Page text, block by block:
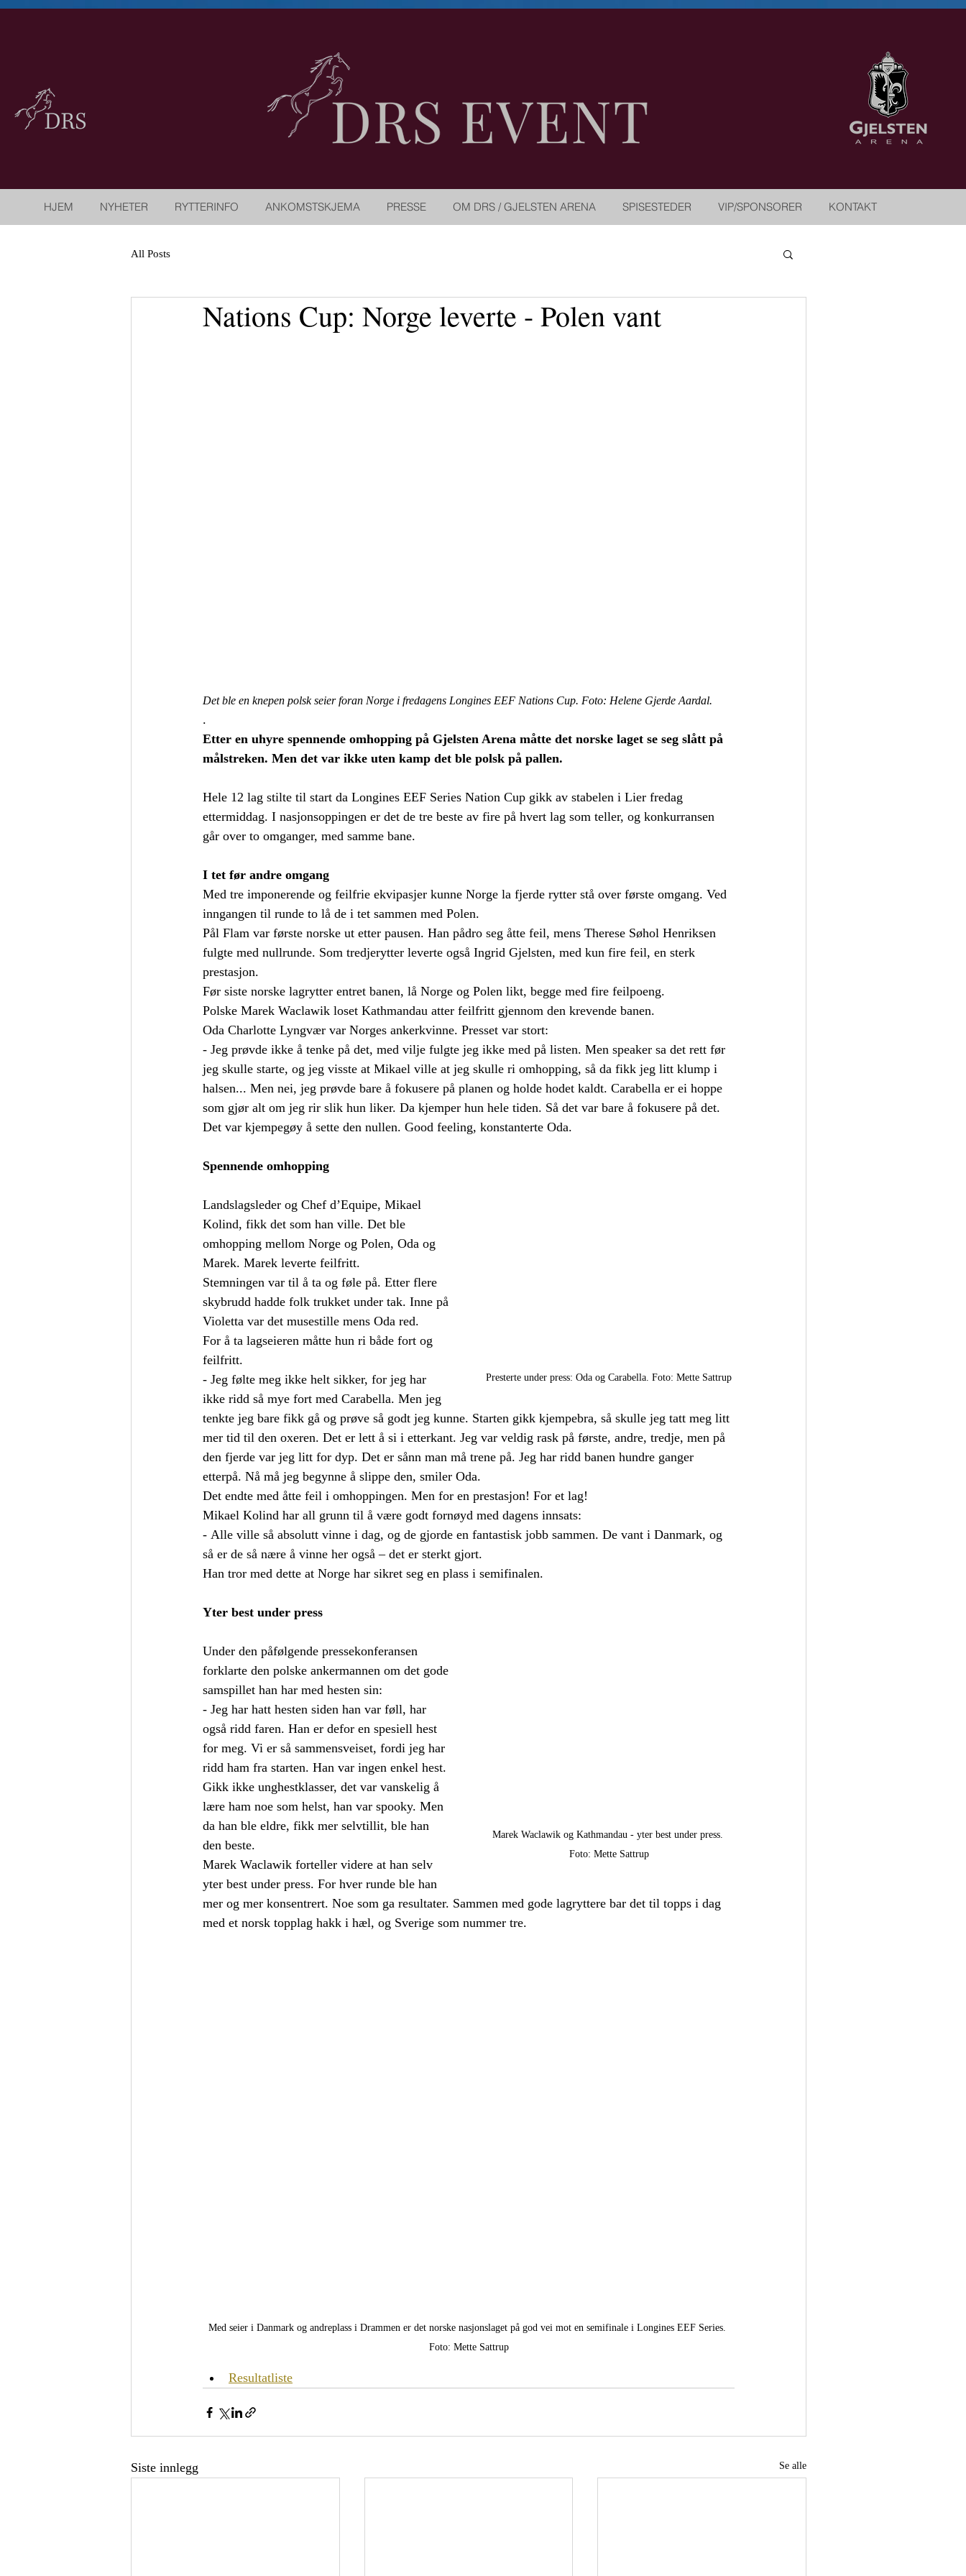
HJEM NYHETER RYTTERINFO ANKOMSTSKJEMA PRESSE OM DRS / GJELSTEN ARENA SPISESTEDER VIP/SPONSORER KONTAKT
All Posts
Nations Cup: Norge leverte - Polen vant
Det ble en knepen polsk seier foran Norge i fredagens Longines EEF Nations Cup. Foto: Helene Gjerde Aardal.
.
Etter en uhyre spennende omhopping på Gjelsten Arena måtte det norske laget se seg slått på
målstreken. Men det var ikke uten kamp det ble polsk på pallen.
Hele 12 lag stilte til start da Longines EEF Series Nation Cup gikk av stabelen i Lier fredag
ettermiddag. I nasjonsoppingen er det de tre beste av fire på hvert lag som teller, og konkurransen
går over to omganger, med samme bane.
I tet før andre omgang
Med tre imponerende og feilfrie ekvipasjer kunne Norge la fjerde rytter stå over første omgang. Ved
inngangen til runde to lå de i tet sammen med Polen.
Pål Flam var første norske ut etter pausen. Han pådro seg åtte feil, mens Therese Søhol Henriksen
fulgte med nullrunde. Som tredjerytter leverte også Ingrid Gjelsten, med kun fire feil, en sterk
prestasjon.
Før siste norske lagrytter entret banen, lå Norge og Polen likt, begge med fire feilpoeng.
Polske Marek Waclawik loset Kathmandau atter feilfritt gjennom den krevende banen.
Oda Charlotte Lyngvær var Norges ankerkvinne. Presset var stort:
- Jeg prøvde ikke å tenke på det, med vilje fulgte jeg ikke med på listen. Men speaker sa det rett før
jeg skulle starte, og jeg visste at Mikael ville at jeg skulle ri omhopping, så da fikk jeg litt klump i
halsen... Men nei, jeg prøvde bare å fokusere på planen og holde hodet kaldt. Carabella er ei hoppe
som gjør alt om jeg rir slik hun liker. Da kjemper hun hele tiden. Så det var bare å fokusere på det.
Det var kjempegøy å sette den nullen. Good feeling, konstanterte Oda.
Spennende omhopping
Presterte under press: Oda og Carabella. Foto: Mette Sattrup
Landslagsleder og Chef d’Equipe, Mikael
Kolind, fikk det som han ville. Det ble
omhopping mellom Norge og Polen, Oda og
Marek. Marek leverte feilfritt.
Stemningen var til å ta og føle på. Etter flere
skybrudd hadde folk trukket under tak. Inne på
Violetta var det musestille mens Oda red.
For å ta lagseieren måtte hun ri både fort og
feilfritt.
- Jeg følte meg ikke helt sikker, for jeg har
ikke ridd så mye fort med Carabella. Men jeg
tenkte jeg bare fikk gå og prøve så godt jeg kunne. Starten gikk kjempebra, så skulle jeg tatt meg litt
mer tid til den oxeren. Det er lett å si i etterkant. Jeg var veldig rask på første, andre, tredje, men på
den fjerde var jeg litt for dyp. Det er sånn man må trene på. Jeg har ridd banen hundre ganger
etterpå. Nå må jeg begynne å slippe den, smiler Oda.
Det endte med åtte feil i omhoppingen. Men for en prestasjon! For et lag!
Mikael Kolind har all grunn til å være godt fornøyd med dagens innsats:
- Alle ville så absolutt vinne i dag, og de gjorde en fantastisk jobb sammen. De vant i Danmark, og
så er de så nære å vinne her også – det er sterkt gjort.
Han tror med dette at Norge har sikret seg en plass i semifinalen.
Yter best under press
Marek Waclawik og Kathmandau - yter best under press.
Foto: Mette Sattrup
Under den påfølgende pressekonferansen
forklarte den polske ankermannen om det gode
samspillet han har med hesten sin:
- Jeg har hatt hesten siden han var føll, har
også ridd faren. Han er defor en spesiell hest
for meg. Vi er så sammensveiset, fordi jeg har
ridd ham fra starten. Han var ingen enkel hest.
Gikk ikke unghestklasser, det var vanskelig å
lære ham noe som helst, han var spooky. Men
da han ble eldre, fikk mer selvtillit, ble han
den beste.
Marek Waclawik forteller videre at han selv
yter best under press. For hver runde ble han
mer og mer konsentrert. Noe som ga resultater. Sammen med gode lagryttere bar det til topps i dag
med et norsk topplag hakk i hæl, og Sverige som nummer tre.
Med seier i Danmark og andreplass i Drammen er det norske nasjonslaget på god vei mot en semifinale i Longines EEF Series.
Foto: Mette Sattrup
Resultatliste
Siste innlegg Se alle